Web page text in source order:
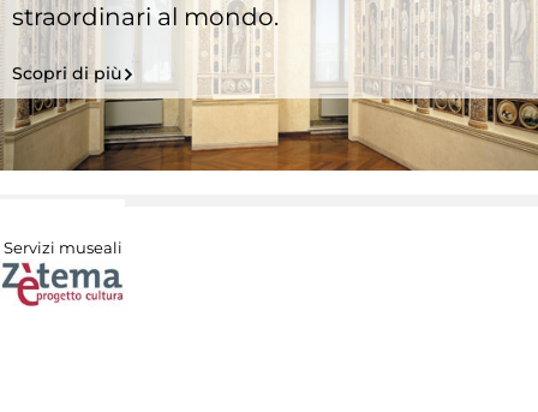
straordinari al mondo.
Scopri di più
Servizi museali